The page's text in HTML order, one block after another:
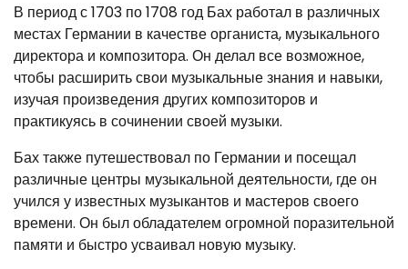
В период с 1703 по 1708 год Бах работал в различных
местах Германии в качестве органиста, музыкального
директора и композитора. Он делал все возможное,
чтобы расширить свои музыкальные знания и навыки,
изучая произведения других композиторов и
практикуясь в сочинении своей музыки.
Бах также путешествовал по Германии и посещал
различные центры музыкальной деятельности, где он
учился у известных музыкантов и мастеров своего
времени. Он был обладателем огромной поразительной
памяти и быстро усваивал новую музыку.